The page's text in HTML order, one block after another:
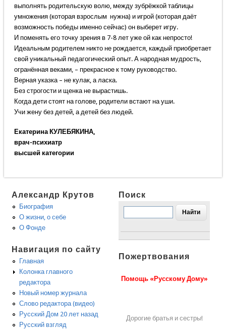
выполнять родительскую волю, между зубрёжкой таблицы
умножения (которая взрослым нужна) и игрой (которая даёт
возможность победы именно сейчас) он выберет игру.
И поменять его точку зрения в 7-8 лет уже ой как непросто!
Идеальным родителем никто не рождается, каждый приобретает
свой уникальный педагогический опыт. А народная мудрость,
огранённая веками, – прекрасное к тому руководство.
Верная указка – не кулак, а ласка.
Без строгости и щенка не вырастишь.
Когда дети стоят на голове, родители встают на уши.
Учи жену без детей, а детей без людей.
Екатерина КУЛЕБЯКИНА,
врач-психиатр
высшей категории
Александр Крутов
Биография
О жизни, о себе
О Фонде
Навигация по сайту
Главная
Колонка главного
редактора
Новый номер журнала
Слово редактора (видео)
Русский Дом 20 лет назад
Русский взгляд
Поиск
Пожертвования
Помощь «Русскому Дому»
Дорогие братья и сестры!